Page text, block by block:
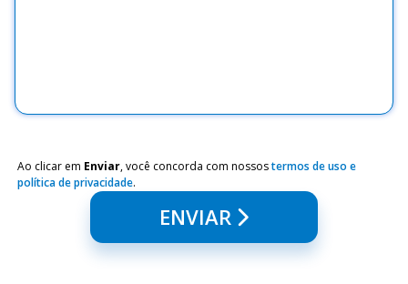
Ao clicar em Enviar, você concorda com nossostermos de uso e
política de privacidade.
ENVIAR